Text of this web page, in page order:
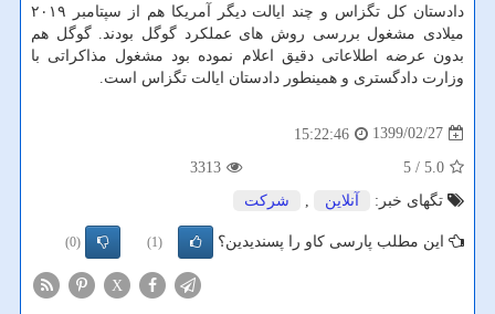
دادستان کل تگزاس و چند ایالت دیگر آمریکا هم از سپتامبر ۲۰۱۹
میلادی مشغول بررسی روش های عملکرد گوگل بودند. گوگل هم
بدون عرضه اطلاعاتی دقیق اعلام نموده بود مشغول مذاکراتی با
وزارت دادگستری و همینطور دادستان ایالت تگزاس است.
1399/02/27
15:22:46
5.0
/ 5
3313
تگهای خبر:
آنلاین , شركت
این مطلب پارسی کاو را پسندیدین؟ (1)
(0)
X